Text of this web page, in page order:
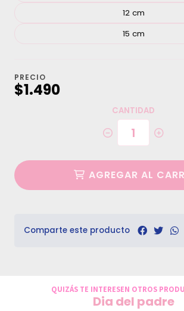
12 cm
15 cm
PRECIO
$1.490
CANTIDAD
AGREGAR AL
Comparte este producto
QUIZÁS TE INTERESEN OTROS
Dia del padre